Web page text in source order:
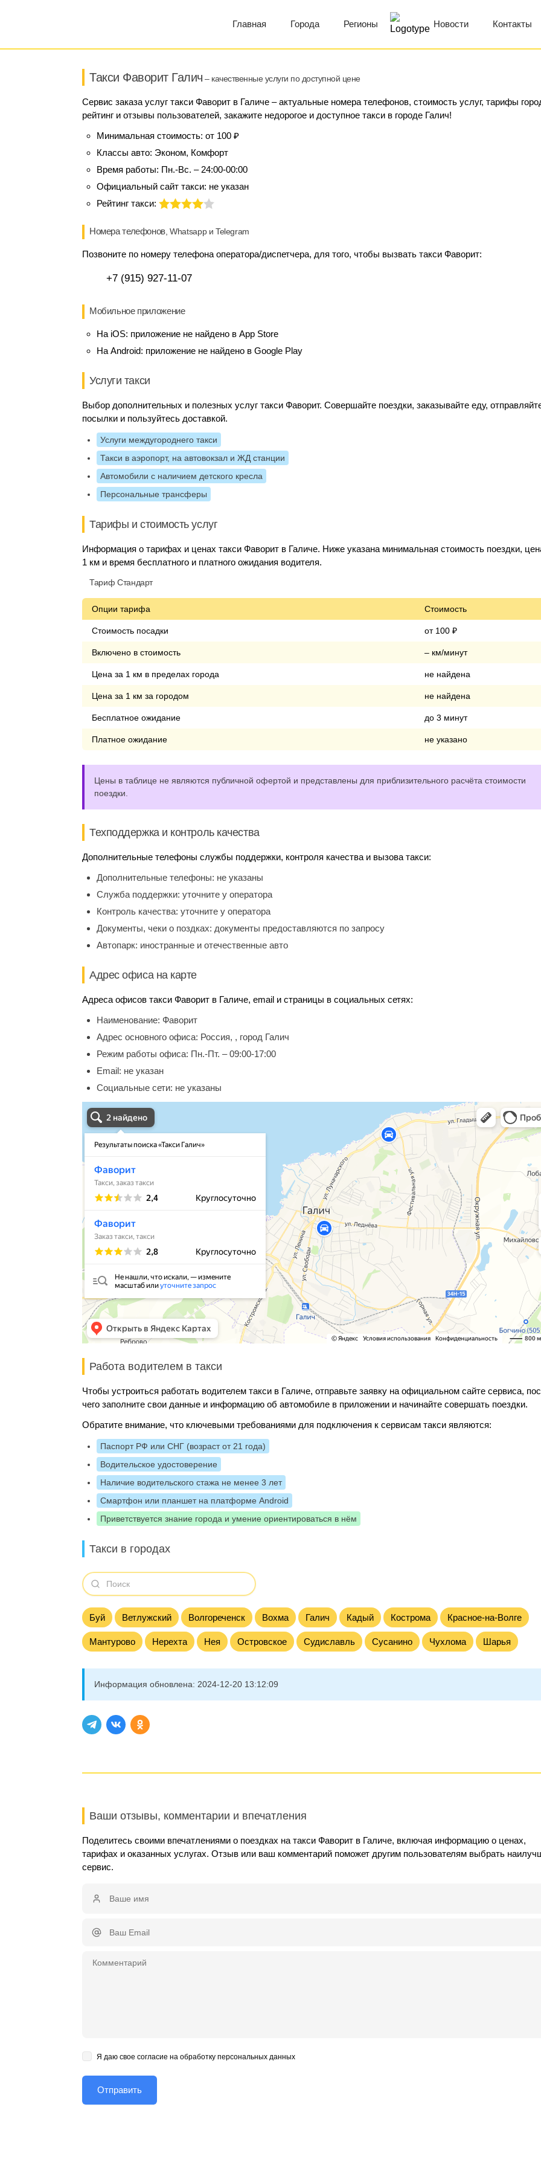
Главная Города Регионы Новости Контакты
Такси Фаворит Галич – качественные услуги по доступной цене
Сервис заказа услуг такси Фаворит в Галиче – актуальные номера телефонов, стоимость услуг, тарифы
рейтинг и отзывы пользователей, закажите недорогое и доступное такси в городе Галич!
Минимальная стоимость: от 100 ₽
Классы авто: Эконом, Комфорт
Время работы: Пн.-Вс. – 24:00-00:00
Официальный сайт такси: не указан
Рейтинг такси:
Номера телефонов, Whatsapp и Telegram
Позвоните по номеру телефона оператора/диспетчера, для того, чтобы вызвать такси Фаворит:
+7 (915) 927-11-07
Мобильное приложение
На iOS: приложение не найдено в App Store
На Android: приложение не найдено в Google Play
Услуги такси
Выбор дополнительных и полезных услуг такси Фаворит. Совершайте поездки, заказывайте еду,
посылки и пользуйтесь доставкой.
Услуги междугороднего такси
Такси в аэропорт, на автовокзал и ЖД станции
Автомобили с наличием детского кресла
Персональные трансферы
Тарифы и стоимость услуг
Информация о тарифах и ценах такси Фаворит в Галиче. Ниже указана минимальная стоимость поездки,
1 км и время бесплатного и платного ожидания водителя.
Тариф Стандарт
Опции тарифа Стоимость
Стоимость посадки от 100 ₽
Включено в стоимость – км/минут
Цена за 1 км в пределах города не найдена
Цена за 1 км за городом не найдена
Бесплатное ожидание до 3 минут
Платное ожидание не указано
Цены в таблице не являются публичной офертой и представлены для приблизительного расчёта стоимости
поездки.
Техподдержка и контроль качества
Дополнительные телефоны службы поддержки, контроля качества и вызова такси:
Дополнительные телефоны: не указаны
Служба поддержки: уточните у оператора
Контроль качества: уточните у оператора
Документы, чеки о поздках: документы предоставляются по запросу
Автопарк: иностранные и отечественные авто
Адрес офиса на карте
Адреса офисов такси Фаворит в Галиче, email и страницы в социальных сетях:
Наименование: Фаворит
Адрес основного офиса: Россия, , город Галич
Режим работы офиса: Пн.-Пт. – 09:00-17:00
Email: не указан
Социальные сети: не указаны
Работа водителем в такси
Чтобы устроиться работать водителем такси в Галиче, отправьте заявку на официальном сайте сервиса,
чего заполните свои данные и информацию об автомобиле в приложении и начинайте совершать поездки.
Обратите внимание, что ключевыми требованиями для подключения к сервисам такси являются:
Паспорт РФ или СНГ (возраст от 21 года)
Водительское удостоверение
Наличие водительского стажа не менее 3 лет
Смартфон или планшет на платформе Android
Приветствуется знание города и умение ориентироваться в нём
Такси в городах
Буй Ветлужский Волгореченск Вохма Галич Кадый Кострома Красное-на-Волге
Мантурово Нерехта Нея Островское Судиславль Сусанино Чухлома Шарья
Информация обновлена: 2024-12-20 13:12:09
Ваши отзывы, комментарии и впечатления
Поделитесь своими впечатлениями о поездках на такси Фаворит в Галиче, включая информацию о ценах,
тарифах и оказанных услугах. Отзыв или ваш комментарий поможет другим пользователям выбрать
сервис.
Я даю свое согласие на обработку персональных данных